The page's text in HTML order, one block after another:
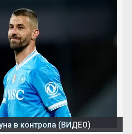
в контрола (ВИДЕО)